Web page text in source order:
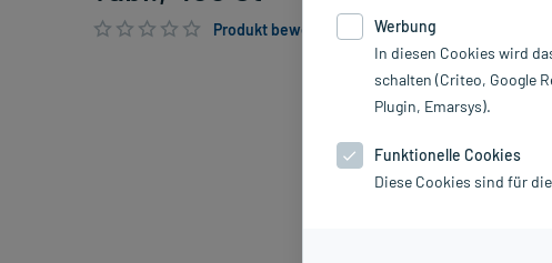
Produkt bewerten & PlusHerzen sichern
Werbung
In diesen Cookies wird
schalten (Criteo, Google
Plugin, Emarsys).
Funktionelle Cookies
Diese Cookies sind für